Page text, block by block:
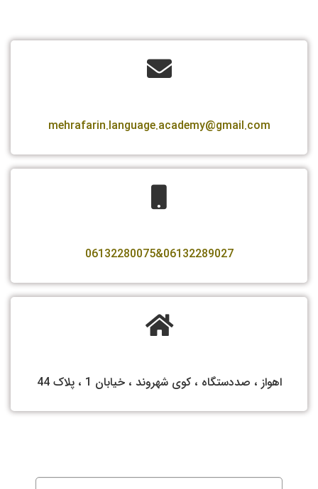
mehrafarin.language.academy@gmail.com
06132289027&06132280075
اهواز ، صددستگاه ، کوی شهروند ، خیابان 1 ، پلاک 44